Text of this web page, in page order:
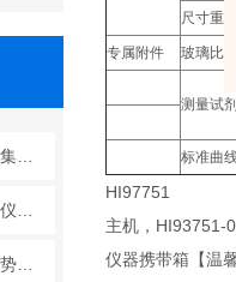
进口水质分析仪的多参数集成检测技术与系统维护策略
进口里氏硬度计的核心优势：精度、耐用性与多功能性
尺寸重量
专属附件 玻璃比色
测量试剂
标准曲
HI97751
主机，HI93751-
仪器携带箱【温